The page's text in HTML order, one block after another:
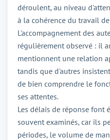
déroulent, au niveau
à la cohérence du travail
L'accompagnement des
régulièrement observé : il
mentionnent une relation
tandis que d'autres
de bien comprendre le
ses attentes.
Les délais de réponse font
souvent examinés, car ils
périodes, le volume de